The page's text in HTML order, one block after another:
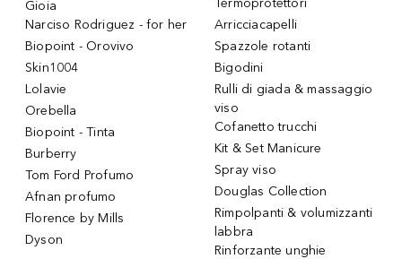
Gioia
Narciso Rodriguez - for her
Biopoint - Orovivo
Skin1004
Lolavie
Orebella
Biopoint - Tinta
Burberry
Tom Ford Profumo
Afnan profumo
Florence by Mills
Dyson
Termoprotettori
Arricciacapelli
Spazzole rotanti
Bigodini
Rulli di giada & massaggio
viso
Cofanetto trucchi
Kit & Set Manicure
Spray viso
Douglas Collection
Rimpolpanti & volumizzanti
labbra
Rinforzante unghie